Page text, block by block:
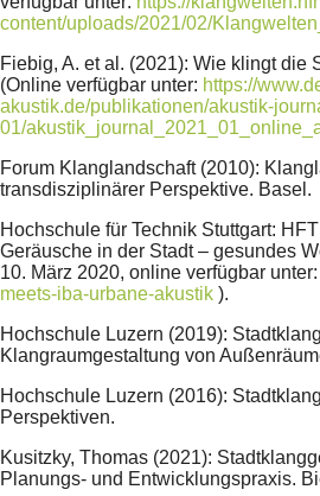
content/uploads/2021/02/
Fiebig, A. et al. (2021): Wie klingt die
(Online verfügbar unter: https://
akustik.de/publikationen/akustik-
01/
Forum Klanglandschaft (2010):
transdisziplinärer Perspektive. Basel.
Hochschule für Technik Stuttgart:
Geräusche in der Stadt – gesundes
10. März 2020, online verfügbar unter:
meets-iba-urbane-akustik ).
Hochschule Luzern (2019):
Klangraumgestaltung von
Hochschule Luzern (2016):
Perspektiven.
Kusitzky, Thomas (2021):
Planungs- und Entwicklungspraxis.